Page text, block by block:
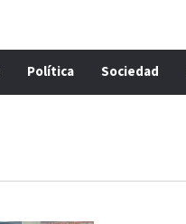
Política Sociedad